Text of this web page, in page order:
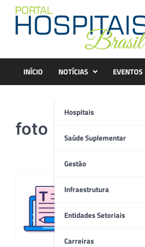
content
INÍCIO NOTÍCIAS
Hospitais
Saúde Suplementar
Gestão
Infraestrutura
Entidades Setoriais
Carreiras
EVENTOS
foto